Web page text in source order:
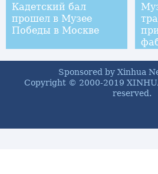
Кадетский бал
прошел в Музее
Победы в Москве
Sponsored by Xinhua
Copyright © 2000-2019
reserved.